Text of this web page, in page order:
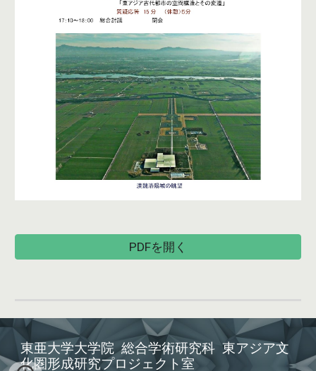
PDFを開く
東亜大学大学院 総合学術研究科 東アジア文
化圏形成研究プロジェクト室